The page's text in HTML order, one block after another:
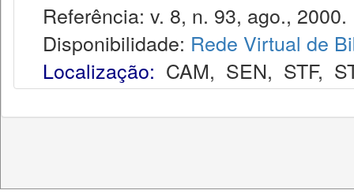
Referência: v. 8, n. 93, ago., 2000.
Disponibilidade: Rede Virtual de
Localização: CAM, SEN, STF,